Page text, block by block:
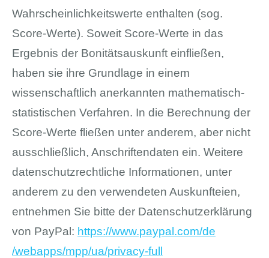
Wahrscheinlichkeitswerte enthalten (sog.
Score-Werte). Soweit Score-Werte in das
Ergebnis der Bonitätsauskunft einfließen,
haben sie ihre Grundlage in einem
wissenschaftlich anerkannten mathematisch-
statistischen Verfahren. In die Berechnung der
Score-Werte fließen unter anderem, aber nicht
ausschließlich, Anschriftendaten ein. Weitere
datenschutzrechtliche Informationen, unter
anderem zu den verwendeten Auskunfteien,
entnehmen Sie bitte der Datenschutzerklärung
von PayPal: https://www.paypal.com/de
/webapps/mpp/ua/privacy-full